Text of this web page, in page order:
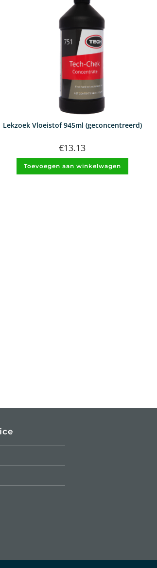
Lekzoek Vloeistof 945ml (geconcentreerd)
€13.13
Toevoegen aan winkelwagen